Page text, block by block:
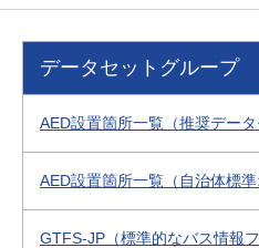
データセットグループ
AED設置箇所一覧（推奨データ
AED設置箇所一覧（自治体標準
GTFS-JP（標準的なバス情報フ